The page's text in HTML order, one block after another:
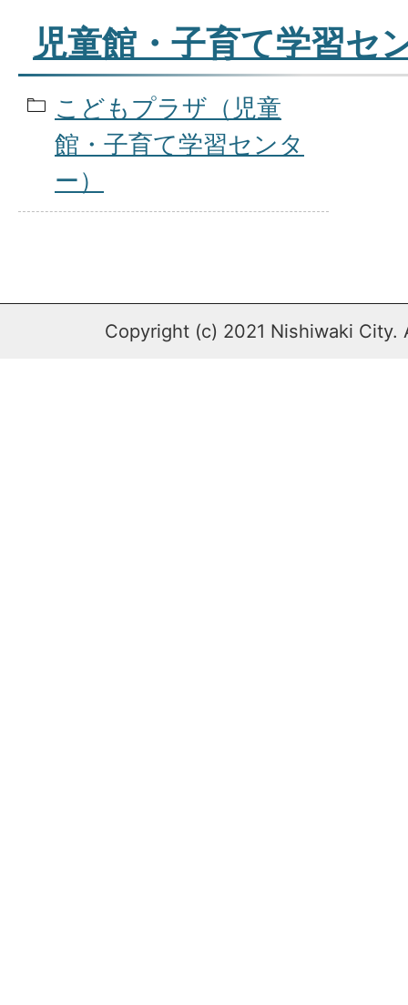
児童館・子育て学習セ
こどもプラザ（児童
館・子育て学習センタ
ー）
Copyright (c) 2021 Nishiwaki City.